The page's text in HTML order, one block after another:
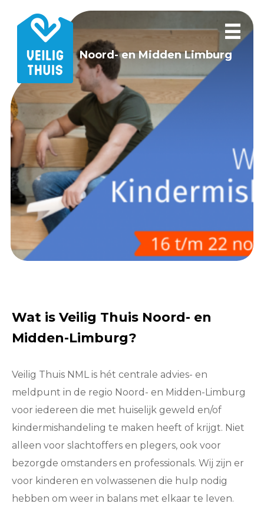
Noord- en Midden Limburg
Wat is Veilig Thuis Noord- en
Midden-Limburg?
Veilig Thuis NML is hét centrale advies- en
meldpunt in de regio Noord- en Midden-Limburg
voor iedereen die met huiselijk geweld en/of
kindermishandeling te maken heeft of krijgt. Niet
alleen voor slachtoffers en plegers, ook voor
bezorgde omstanders en professionals. Wij zijn er
voor kinderen en volwassenen die hulp nodig
hebben om weer in balans met elkaar te leven.